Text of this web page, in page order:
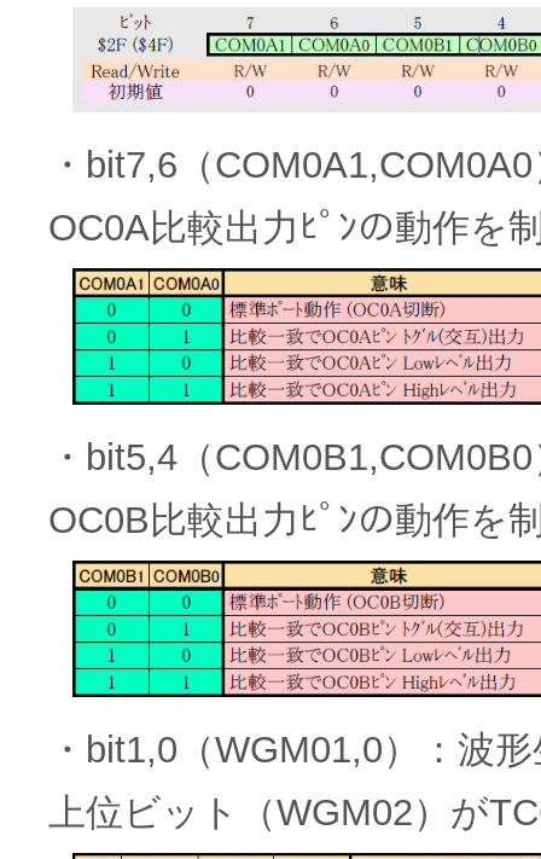
・bit7,6（
OC0A比較出力ﾋﾟﾝの動作を
・bit5,4（
OC0B比較出力ﾋﾟﾝの動作を
・bit1,0（WGM01,0）：波
上位ビット（WGM02）が